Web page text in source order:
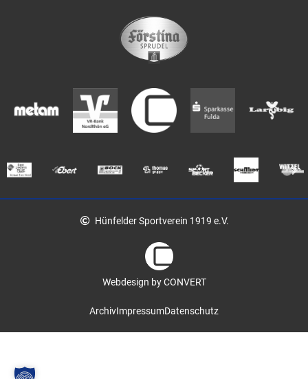
Hünfelder Sportverein 1919 e.V.
Webdesign by CONVERT
ArchivImpressumDatenschutz